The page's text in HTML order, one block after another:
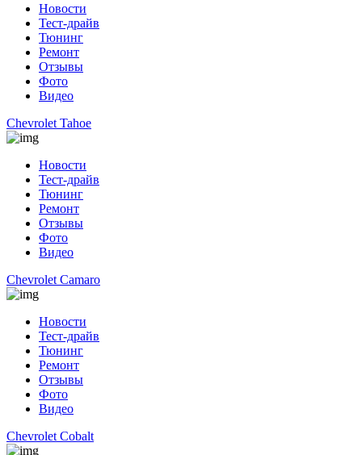
Новости
Тест-драйв
Тюнинг
Ремонт
Отзывы
Фото
Видео
Chevrolet Tahoe
Новости
Тест-драйв
Тюнинг
Ремонт
Отзывы
Фото
Видео
Chevrolet Camaro
Новости
Тест-драйв
Тюнинг
Ремонт
Отзывы
Фото
Видео
Chevrolet Cobalt